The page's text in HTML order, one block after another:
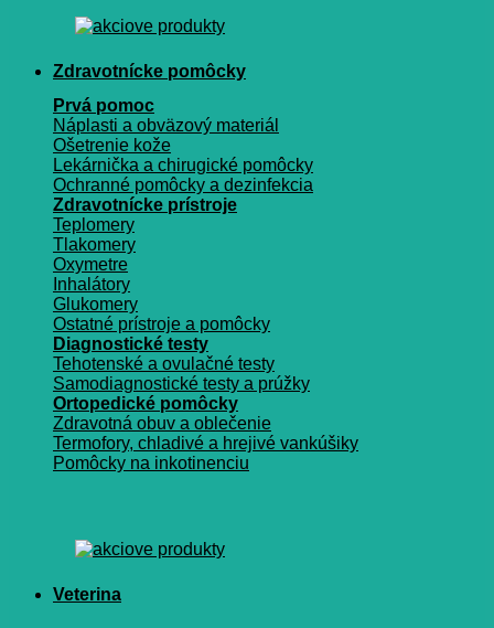
Zdravotnícke pomôcky
Prvá pomoc
Náplasti a obväzový materiál
Ošetrenie kože
Lekárnička a chirugické pomôcky
Ochranné pomôcky a dezinfekcia
Zdravotnícke prístroje
Teplomery
Tlakomery
Oxymetre
Inhalátory
Glukomery
Ostatné prístroje a pomôcky
Diagnostické testy
Tehotenské a ovulačné testy
Samodiagnostické testy a prúžky
Ortopedické pomôcky
Zdravotná obuv a oblečenie
Termofory, chladivé a hrejivé vankúšiky
Pomôcky na inkotinenciu
Veterina